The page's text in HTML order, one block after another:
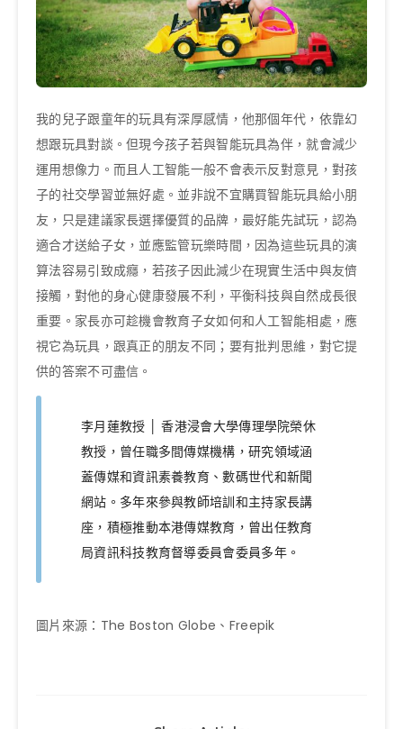
我的兒子跟童年的玩具有深厚感情，他那個年代，依靠幻
想跟玩具對談。但現今孩子若與智能玩具為伴，就會減少
運用想像力。而且人工智能一般不會表示反對意見，對孩
子的社交學習並無好處。並非說不宜購買智能玩具給小朋
友，只是建議家長選擇優質的品牌，最好能先試玩，認為
適合才送給子女，並應監管玩樂時間，因為這些玩具的演
算法容易引致成癮，若孩子因此減少在現實生活中與友儕
接觸，對他的身心健康發展不利，平衡科技與自然成長很
重要。家長亦可趁機會教育子女如何和人工智能相處，應
視它為玩具，跟真正的朋友不同；要有批判思維，對它提
供的答案不可盡信。
李月蓮教授 │ 香港浸會大學傳理學院榮休
教授，曾任職多間傳媒機構，研究領域涵
蓋傳媒和資訊素養教育、數碼世代和新聞
網站。多年來參與教師培訓和主持家長講
座，積極推動本港傳媒教育，曾出任教育
局資訊科技教育督導委員會委員多年。
圖片來源：The Boston Globe、Freepik